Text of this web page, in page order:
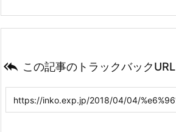
 この記事のトラックバックURL